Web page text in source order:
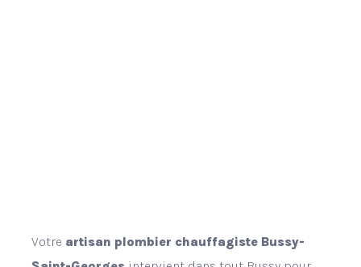
Votre artisan plombier chauffagiste Bussy-